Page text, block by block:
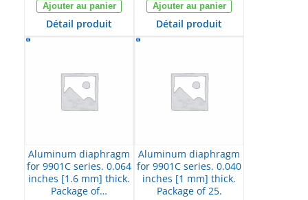
Ajouter au panier
Détail produit
Ajouter au panier
Détail produit
Aluminum diaphragm
for 9901C series. 0.064
inches [1.6 mm] thick.
Package of…
Aluminum diaphragm
for 9901C series. 0.040
inches [1 mm] thick.
Package of 25.